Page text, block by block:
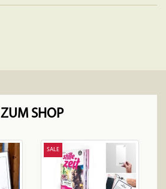
ZUM SHOP
SALE